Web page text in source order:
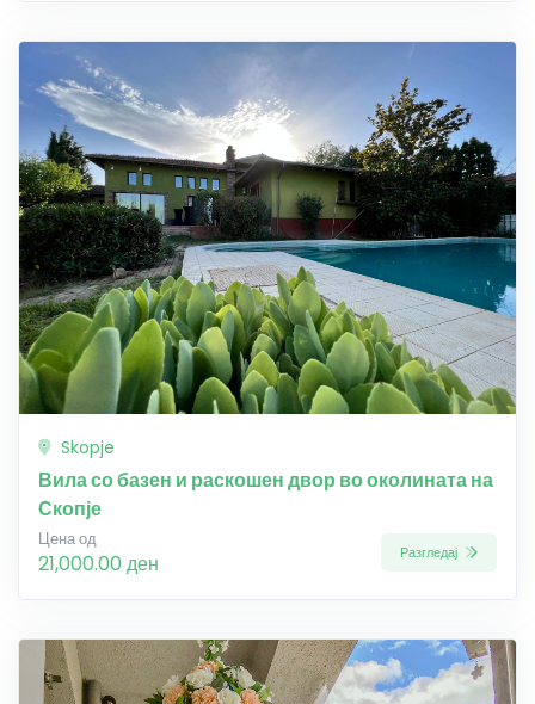
Skopje
Вила со базен и раскошен двор во околината на
Скопје
Цена од
21,000.00 ден Разгледај